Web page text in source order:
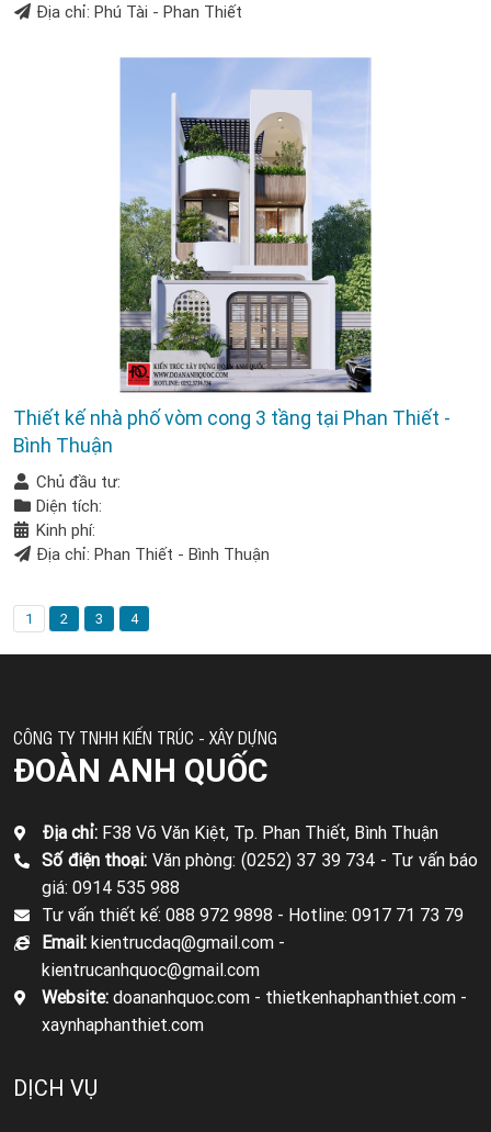
Địa chỉ: Phú Tài - Phan Thiết
Thiết kế nhà phố vòm cong 3 tầng tại Phan Thiết -
Bình Thuận
Chủ đầu tư:
Diện tích:
Kinh phí:
Địa chỉ: Phan Thiết - Bình Thuận
1 2 3 4
CÔNG TY TNHH KIẾN TRÚC - XÂY DỰNG
ĐOÀN ANH QUỐC
Địa chỉ: F38 Võ Văn Kiệt, Tp. Phan Thiết, Bình Thuận
Số điện thoại: Văn phòng: (0252) 37 39 734 - Tư vấn báo
giá: 0914 535 988
Tư vấn thiết kế: 088 972 9898 - Hotline: 0917 71 73 79
Email: kientrucdaq@gmail.com -
kientrucanhquoc@gmail.com
Website: doananhquoc.com - thietkenhaphanthiet.com -
xaynhaphanthiet.com
DỊCH VỤ